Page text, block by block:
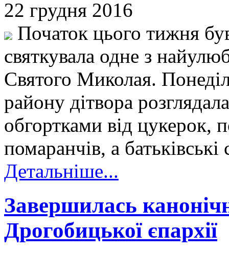
22 грудня 2016
Початок цього тижня
святкувала одне з
Святого Миколая.
району дітвора
обгортками від цукерок,
помаранчів, а
Детальніше...
Завершилась
Дрогобицької єпархії